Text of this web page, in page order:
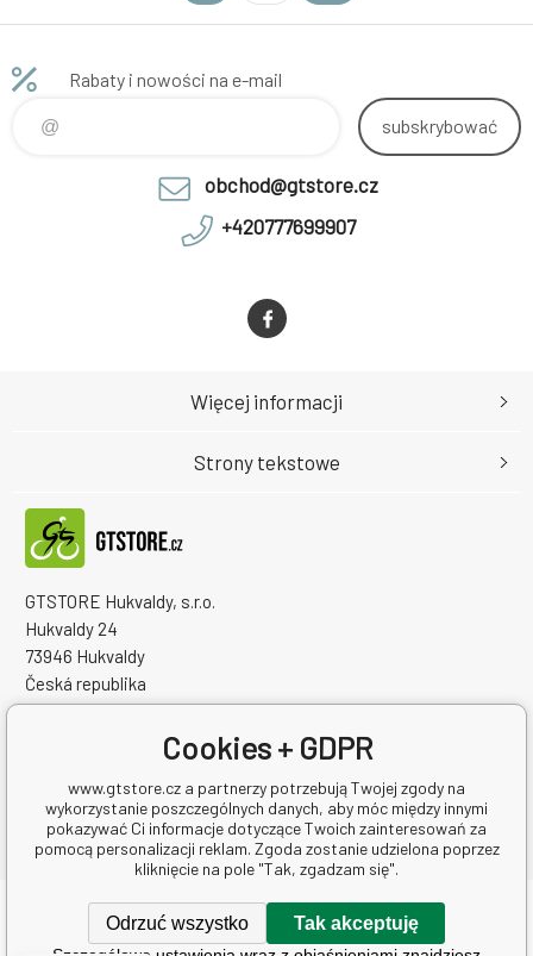
Devětadvacítková verze v
rádi jezdí na kole delší vzdále
vysoké cca 130-160 cm. (vyrábí
Oblíbený hardt
Rabaty i nowości na e-mail
subskrybować
obchod@gtstore.cz
+420777699907
GTSTORE Hukvaldy, s.r.o.
Hukvaldy 24
73946 Hukvaldy
Česká republika
Numer identyfikacyjny firmy: 22259848
Więcej informacji
Strony tekstowe
Copyright © 2026 GTSTORE Hukvaldy, s.r.o.
Wszelkie prawa zastrzeżone.
Cookies + GDPR
www.gtstore.cz a partnerzy potrzebują Twojej zgody na
wykorzystanie poszczególnych danych, aby móc między innymi
pokazywać Ci informacje dotyczące Twoich zainteresowań za
pomocą personalizacji reklam. Zgoda zostanie udzielona poprzez
kliknięcie na pole "Tak, zgadzam się".
Odrzuć wszystko Tak akceptuję